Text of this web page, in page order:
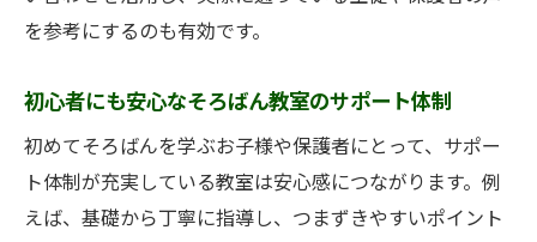
を参考にするのも有効です。
初心者にも安心なそろばん教室のサポート体制
初めてそろばんを学ぶお子様や保護者にとって、サポー
ト体制が充実している教室は安心感につながります。例
えば、基礎から丁寧に指導し、つまずきやすいポイント